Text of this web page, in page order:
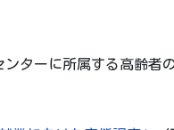
ターに所属する高齢者